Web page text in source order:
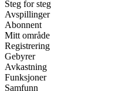
Steg for steg
Avspillinger
Abonnent
Mitt område
Registrering
Gebyrer
Avkastning
Funksjoner
Samfunn